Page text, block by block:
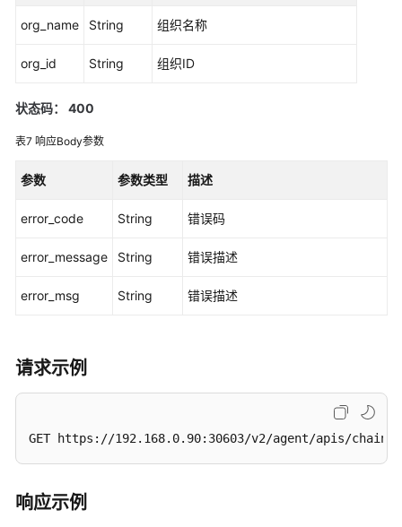
序
示
例
块
中
件
概
述
链
调
org_name String 组织名称
org_id String 组织ID
状态码： 400
表7 响应Body参数
参数 参数类型 描述
error_code String 错误码
error_message String 错误描述
error_msg String 错误描述
请求示例
GET https://192.168.0.90:30603/v2/agent/apis/
响应示例